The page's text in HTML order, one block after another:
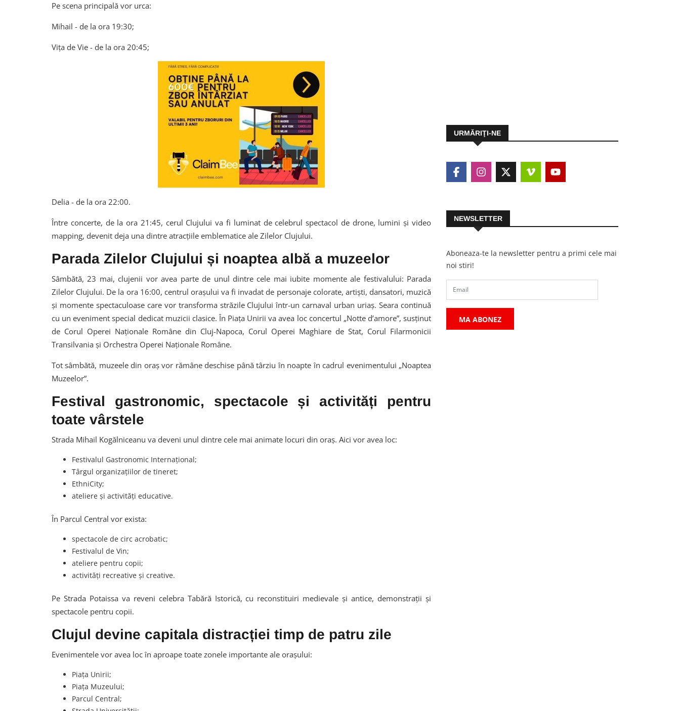
Pe scena principală vor urca:
Mihail - de la ora 19:30;
Vița de Vie - de la ora 20:45;
Delia - de la ora 22:00.
Între concerte, de la ora 21:45, cerul Clujului va fi luminat de celebrul spectacol de drone, lumini și video
mapping, devenit deja una dintre atracțiile emblematice ale Zilelor Clujului.
Parada Zilelor Clujului și noaptea albă a muzeelor
Sâmbătă, 23 mai, clujenii vor avea parte de unul dintre cele mai iubite momente ale festivalului: Parada
Zilelor Clujului. De la ora 16:00, centrul orașului va fi invadat de personaje colorate, artiști, dansatori, muzică
și momente spectaculoase care vor transforma străzile Clujului într-un carnaval urban uriaș. Seara continuă
cu un eveniment special dedicat muzicii clasice. În Piața Unirii va avea loc concertul „Notte d’amore”, susținut
de Corul Operei Naționale Române din Cluj-Napoca, Corul Operei Maghiare de Stat, Corul Filarmonicii
Transilvania și Orchestra Operei Naționale Române.
Tot sâmbătă, muzeele din oraș vor rămâne deschise până târziu în noapte în cadrul evenimentului „Noaptea
Muzeelor”.
Festival gastronomic, spectacole și activități pentru
toate vârstele
Strada Mihail Kogălniceanu va deveni unul dintre cele mai animate locuri din oraș. Aici vor avea loc:
Festivalul Gastronomic Internațional;
Târgul organizațiilor de tineret;
EthniCity;
ateliere și activități educative.
În Parcul Central vor exista:
spectacole de circ acrobatic;
Festivalul de Vin;
ateliere pentru copii;
activități recreative și creative.
Pe Strada Potaissa va reveni celebra Tabără Istorică, cu reconstituiri medievale și antice, demonstrații și
spectacole pentru copii.
Clujul devine capitala distracției timp de patru zile
Evenimentele vor avea loc în aproape toate zonele importante ale orașului:
Piața Unirii;
Piața Muzeului;
Parcul Central;
URMĂRIŢI-NE
NEWSLETTER
Aboneaza-te la newsletter pentru a primi cele mai
noi stiri!
MA ABONEZ